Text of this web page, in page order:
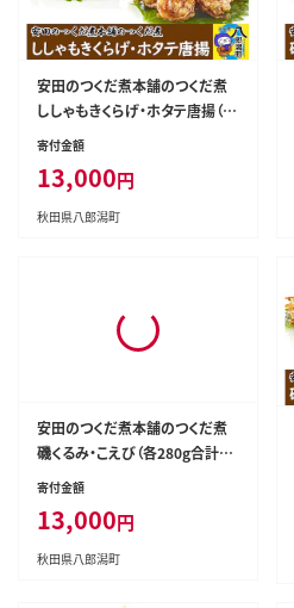
安田のつくだ煮本舗のつくだ煮
ししゃもきくらげ・ホタテ唐揚（各
245g合計490g） [佃煮 つくだ煮
寄付金額
13,000円
秋田県八郎潟町
安田のつくだ煮本舗のつくだ煮
磯くるみ・こえび（各280g合計56
0g） [佃煮 つくだ煮 ご飯のお供
ご飯のおとも]
寄付金額
13,000円
秋田県八郎潟町